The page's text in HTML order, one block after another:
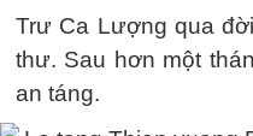
Trư Ca Lượng qua
thư. Sau hơn một
an táng.